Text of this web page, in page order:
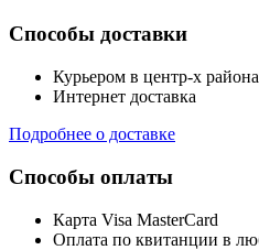
Способы доставки
Курьером в центр-х
Интернет доставка
Подробнее о доставке
Способы оплаты
Карта Visa MasterCard
Оплата по квитанции в